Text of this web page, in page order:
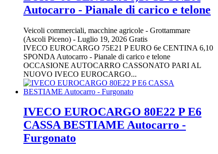
Autocarro - Pianale di carico e telone
Veicoli commerciali, macchine agricole - Grottammare
(Ascoli Piceno) - Luglio 19, 2026 Gratis
IVECO EUROCARGO 75E21 P EURO 6e CENTINA 6,10
SPONDA Autocarro - Pianale di carico e telone
OCCASIONE AUTOCARRO CASSONATO PARI AL
NUOVO IVECO EUROCARGO...
IVECO EUROCARGO 80E22 P E6
CASSA BESTIAME Autocarro -
Furgonato